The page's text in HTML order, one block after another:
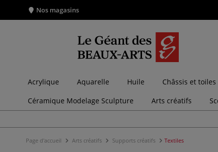
Nos magasins
Acrylique Aquarelle Huile Châssis et toiles
Céramique Modelage Sculpture
Arts créatifs
Page d'accueil Arts créatifs Supports créatifs Textiles